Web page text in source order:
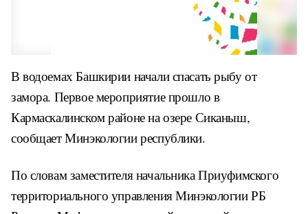
В водоемах Башкирии начали спасать рыбу от
замора. Первое мероприятие прошло в
Кармаскалинском районе на озере Сиканыш,
сообщает Минэкологии республики.
По словам заместителя начальника Приуфимского
территориального управления Минэкологии РБ